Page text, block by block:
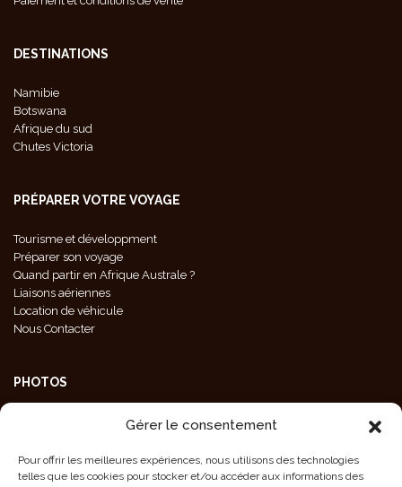
Gérer le consentement
Pour offrir les meilleures expériences, nous utilisons des technologies
telles que les cookies pour stocker et/ou accéder aux informations des
DESTINATIONS
Namibie
Botswana
Afrique du sud
Chutes Victoria
PRÉPARER VOTRE VOYAGE
Tourisme et développment
Préparer son voyage
Quand partir en Afrique Australe ?
Liaisons aériennes
Location de véhicule
Nous Contacter
PHOTOS
Photos Paysages
Photos Population